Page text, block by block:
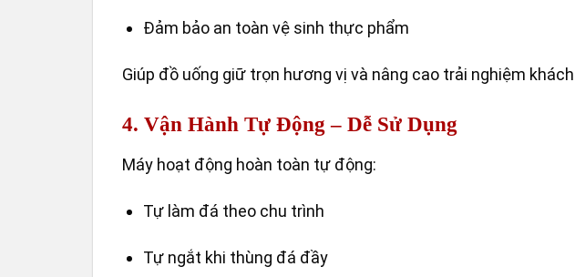
Đảm bảo an toàn vệ sinh thực phẩm
Giúp đồ uống giữ trọn hương vị và nâng cao trải nghiệm
4. Vận Hành Tự Động – Dễ Sử Dụng
Máy hoạt động hoàn toàn tự động:
Tự làm đá theo chu trình
Tự ngắt khi thùng đá đầy